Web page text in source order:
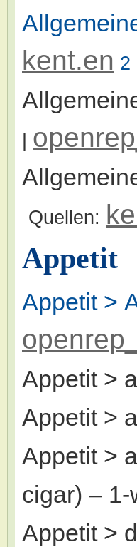
kent.en 2
|
Quellen:
Appetit
Appetit >
Appetit >
Appetit >
Appetit >
cigar) – 1-
Appetit >